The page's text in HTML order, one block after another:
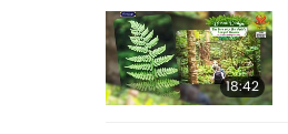
18:42